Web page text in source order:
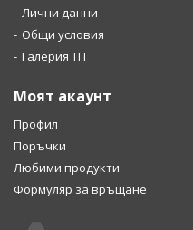
Лични данни
Общи условия
Галерия ТП
Моят акаунт
Профил
Поръчки
Любими продукти
Формуляр за връщане